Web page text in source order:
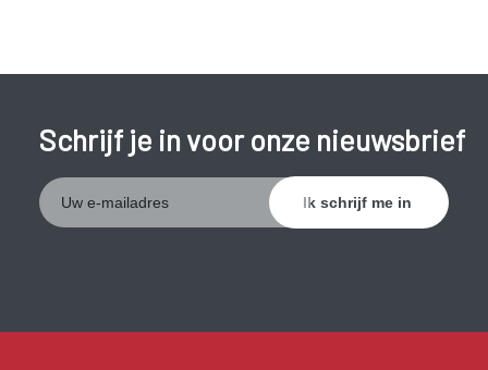
Schrijf je in voor onze nieuwsbrief